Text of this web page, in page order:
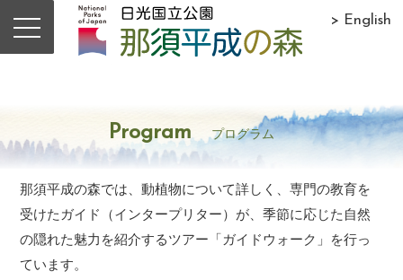
> English
Program プログラム
那須平成の森では、動植物について詳しく、専門の教育を
受けたガイド（インタープリター）が、季節に応じた自然
の隠れた魅力を紹介するツアー「ガイドウォーク」を行っ
ています。